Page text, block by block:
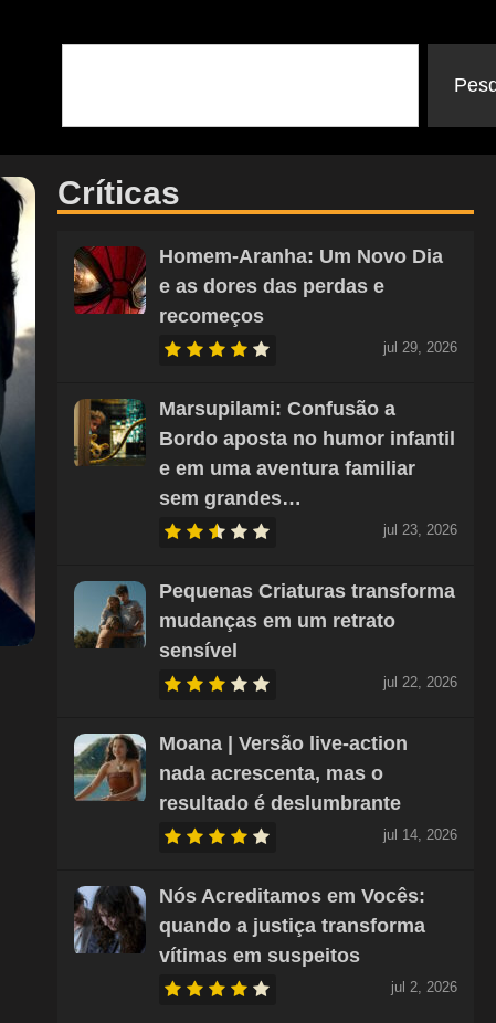
Críticas
Homem-Aranha: Um Novo Dia
e as dores das perdas e
recomeços
jul 29, 2026
Marsupilami: Confusão a
Bordo aposta no humor infantil
e em uma aventura familiar
sem grandes…
jul 23, 2026
Pequenas Criaturas transforma
mudanças em um retrato
sensível
jul 22, 2026
Moana | Versão live-action
nada acrescenta, mas o
resultado é deslumbrante
jul 14, 2026
Nós Acreditamos em Vocês:
quando a justiça transforma
vítimas em suspeitos
jul 2, 2026